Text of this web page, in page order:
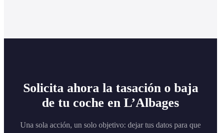
Solicita ahora la tasación o baja
de tu coche en L’Albages
Una sola acción, un solo objetivo: dejar tus datos para que